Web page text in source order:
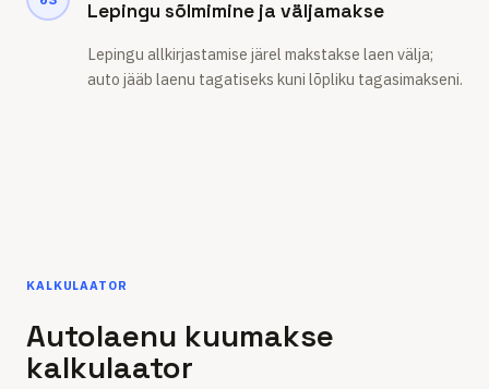
Lepingu sõlmimine ja väljamakse
Lepingu allkirjastamise järel makstakse laen välja;
auto jääb laenu tagatiseks kuni lõpliku tagasimakseni.
KALKULAATOR
Autolaenu kuumakse
kalkulaator